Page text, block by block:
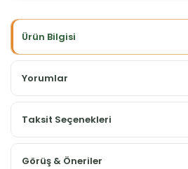
Ürün Bilgisi
Yorumlar
Taksit Seçenekleri
Görüş & Öneriler